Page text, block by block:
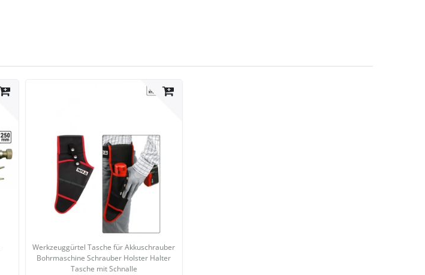
Werkzeuggürtel Tasche für Akkuschrauber
Bohrmaschine Schrauber Holster Halter
Tasche mit Schnalle